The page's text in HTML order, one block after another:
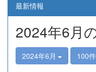
最新情報
2024年6月
2024年6月 100件